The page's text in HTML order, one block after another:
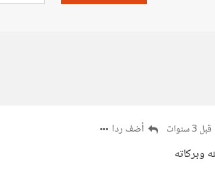
قبل 3 سنوات أضف ردا
وبركاته